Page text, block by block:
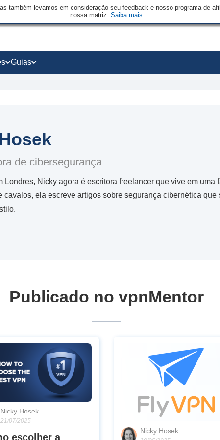
também levamos em consideração seu feedback e nosso programa de
nossa matriz. Saiba mais
Guias
de cibersegurança
Londres, Nicky agora é escritora freelancer que vive em uma
cavalos, ela escreve artigos sobre segurança cibernética
Publicado no vpnMentor
Nicky Hosek
21/07/2025
escolher a
Nicky Hosek